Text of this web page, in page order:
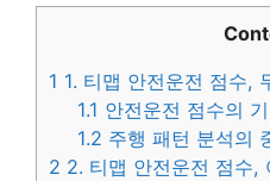
1 1. 티맵 안전운전 점수,
1.1 안전운전 점수의
1.2 주행 패턴 분석의
2 2. 티맵 안전운전 점수,